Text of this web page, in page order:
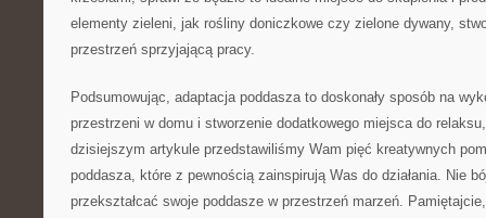
elementy ‌zieleni,‌ jak rośliny doniczkowe czy zielone dywany,
przestrzeń sprzyjającą pracy.
Podsumowując, adaptacja ⁣poddasza to doskonały sposób ⁤na
przestrzeni w domu i⁢ stworzenie dodatkowego miejsca do​
dzisiejszym artykule przedstawiliśmy ​Wam pięć kreatywnych
poddasza, które ‌z pewnością zainspirują⁢ Was do działania. Nie
przekształcać swoje poddasze ‌w przestrzeń marzeń.⁣